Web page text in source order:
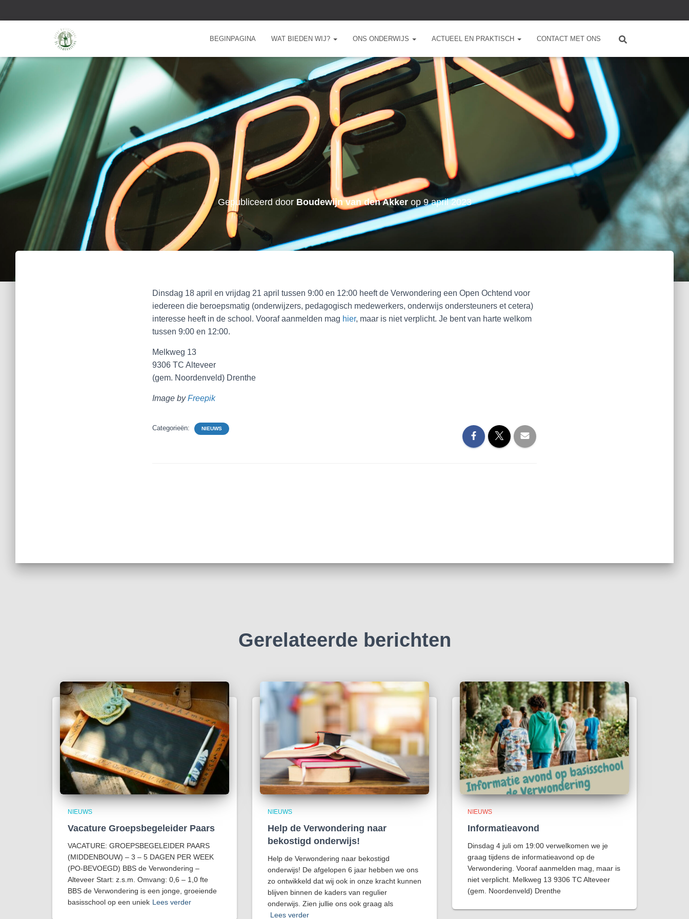
BEGINPAGINA WAT BIEDEN WIJ? ONS ONDERWIJS ACTUEEL EN PRAKTISCH CONTACT MET ONS
Gepubliceerd door Boudewijn van den Akkerop9 april 2023
Dinsdag 18 april en vrijdag 21 april tussen 9:00 en 12:00 heeft de Verwondering een Open Ochtend voor
iedereen die beroepsmatig (onderwijzers, pedagogisch medewerkers, onderwijs ondersteuners et cetera)
interesse heeft in de school. Vooraf aanmelden mag hier, maar is niet verplicht. Je bent van harte welkom
tussen 9:00 en 12:00.
Melkweg 13
9306 TC Alteveer
(gem. Noordenveld) Drenthe
Image byFreepik
Categorieën: NIEUWS
Gerelateerde berichten
NIEUWS
Vacature Groepsbegeleider Paars
VACATURE: GROEPSBEGELEIDER PAARS
(MIDDENBOUW) – 3 – 5 DAGEN PER WEEK
(PO-BEVOEGD) BBS de Verwondering –
Alteveer Start: z.s.m. Omvang: 0,6 – 1,0 fte
BBS de Verwondering is een jonge, groeiende
basisschool op een uniek Lees verder
NIEUWS
Help de Verwondering naar
bekostigd onderwijs!
Help de Verwondering naar bekostigd
onderwijs! De afgelopen 6 jaar hebben we ons
zo ontwikkeld dat wij ook in onze kracht kunnen
blijven binnen de kaders van regulier
onderwijs. Zien jullie ons ook graag als
Lees verder
NIEUWS
Informatieavond
Dinsdag 4 juli om 19:00 verwelkomen we je
graag tijdens de informatieavond op de
Verwondering. Vooraf aanmelden mag, maar is
niet verplicht. Melkweg 13 9306 TC Alteveer
(gem. Noordenveld) Drenthe